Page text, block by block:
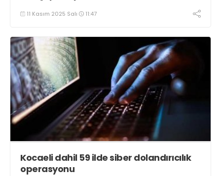
11 Kasım 2025 Salı 11:47
Kocaeli dahil 59 ilde siber dolandırıcılık
operasyonu